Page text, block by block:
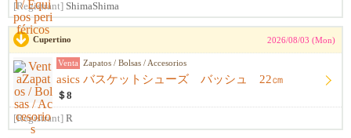
[Registrant] ShimaShima
Cupertino 2026/08/03 (Mon)
Venta Zapatos / Bolsas / Accesorios
asics バスケットシューズ バッシュ 22㎝
＄8
[Registrant] R